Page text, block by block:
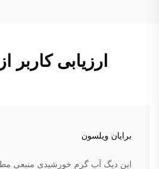
ارزیابی
برایان ویلسون
این دیگ آب گرم خورشیدی منبعی